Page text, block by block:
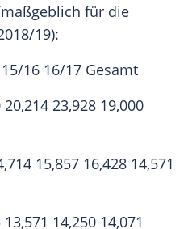
für die
19):
16 16/17 Gesamt
20,214 23,928 19,000
15,857 16,428 14,571
14,250 14,071